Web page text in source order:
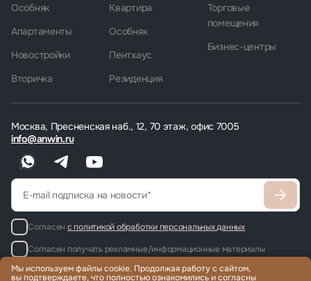
Москва, Пресненская наб., 12, 70 этаж, офис 7005
info@anwin.ru
Согласен с политикой обработки персональных данных
Согласен получать рекламные/информационные материалы
Особняк
Апартаменты
Новостройки
Вторичка
Квартира
Особняк
Пентхаус
Резиденция
Торговые
помещения
Бизнес-центры
Мы используем файлы cookie. Продолжая работу с сайтом,
вы подтверждаете, что полностью ознакомились и согласны